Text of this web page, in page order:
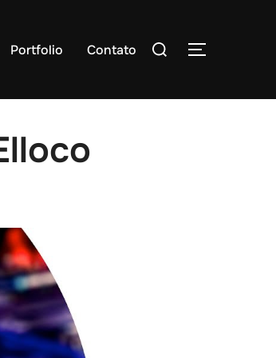
Portfolio Contato
Pesquisar